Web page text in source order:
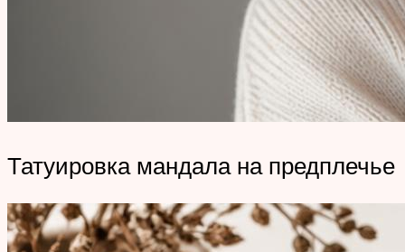
Татуировка мандала на предплечье